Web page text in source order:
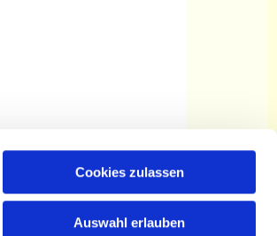
Cookies zulassen
Auswahl erlauben